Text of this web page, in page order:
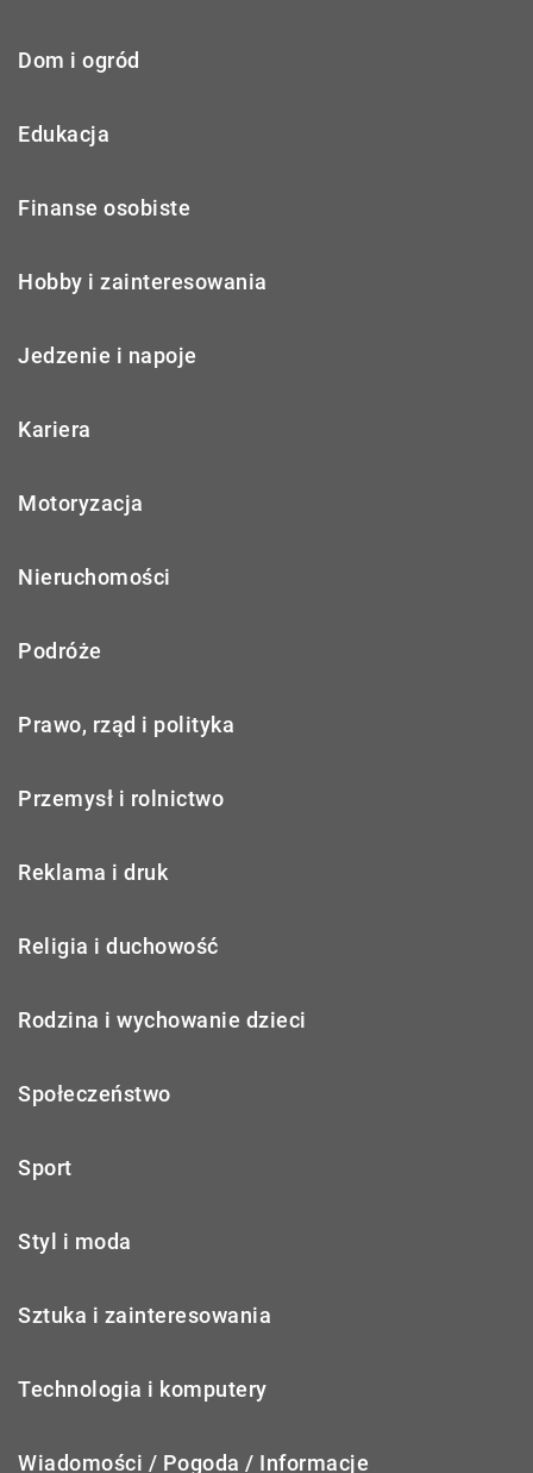
Dom i ogród
Edukacja
Finanse osobiste
Hobby i zainteresowania
Jedzenie i napoje
Kariera
Motoryzacja
Nieruchomości
Podróże
Prawo, rząd i polityka
Przemysł i rolnictwo
Reklama i druk
Religia i duchowość
Rodzina i wychowanie dzieci
Społeczeństwo
Sport
Styl i moda
Sztuka i zainteresowania
Technologia i komputery
Wiadomości / Pogoda / Informacje